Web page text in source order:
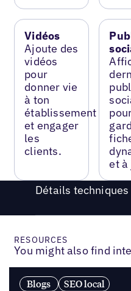
Vidéos
Ajoute des
vidéos
pour
donner vie
à ton
établissement
et engager
les
clients.
et à
Détails techniques
RESOURCES
You might also find
Blogs SEO local